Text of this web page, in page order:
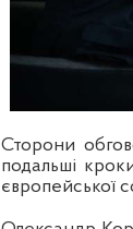
Сторони
подальші
європейської